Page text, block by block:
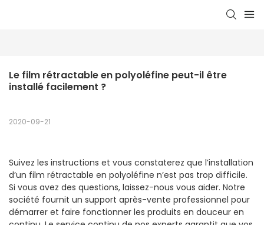
Le film rétractable en polyoléfine peut-il être
installé facilement ?
2020-09-21
Suivez les instructions et vous constaterez que l’installation
d’un film rétractable en polyoléfine n’est pas trop difficile.
Si vous avez des questions, laissez-nous vous aider. Notre
société fournit un support après-vente professionnel pour
démarrer et faire fonctionner les produits en douceur en